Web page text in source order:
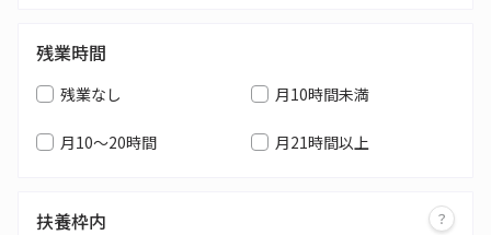
残業時間
残業なし 月10時間未満
月10～20時間 月21時間以上
扶養枠内